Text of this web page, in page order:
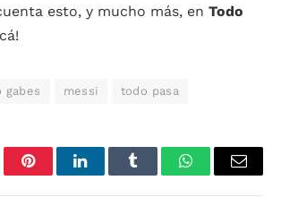
esto, y mucho más, en Todo
gabes messi todo pasa
PinterestLinkedInTumblr WhatsAppEmail